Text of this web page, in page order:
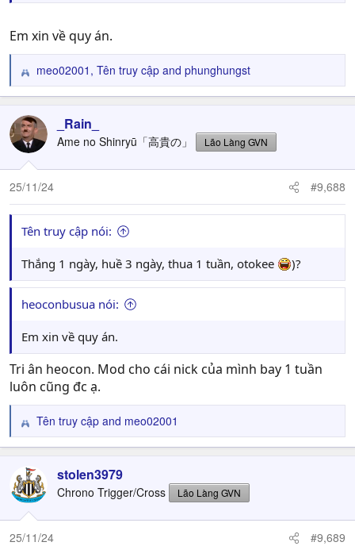
Em xin về quy án.
R
e
c
t
i
o
n
:
meo02001 , Tên truy cập and phunghungst
_Rain_
Ame no Shinryū「高貴の」 Lão Làng GVN
25/11/24 #9,688
Tên truy cập nói:
Thắng 1 ngày, huề 3 ngày, thua 1 tuần, otokee )?
heoconbusua nói:
Em xin về quy án.
Tri ân heocon. Mod cho cái nick của mình bay 1 tuần
luôn cũng đc ạ.
R
e
c
t
i
o
n
Tên truy cập and meo02001
stolen3979
Chrono Trigger/Cross Lão Làng GVN
25/11/24 #9,689